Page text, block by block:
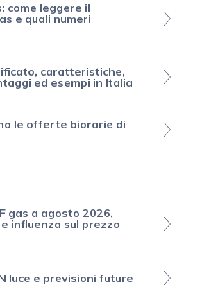
come leggere il
e quali numeri
caratteristiche,
ed esempi in Italia
le offerte biorarie di
gas a agosto 2026,
influenza sul prezzo
luce e previsioni future